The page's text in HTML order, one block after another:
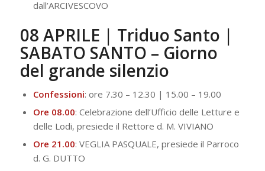
dall’ARCIVESCOVO
08 APRILE | Triduo Santo |
SABATO SANTO – Giorno
del grande silenzio
Confessioni: ore 7.30 – 12.30 | 15.00 – 19.00
Ore 08.00: Celebrazione dell’Ufficio delle Letture e
delle Lodi, presiede il Rettore d. M. VIVIANO
Ore 21.00: VEGLIA PASQUALE, presiede il Parroco
d. G. DUTTO